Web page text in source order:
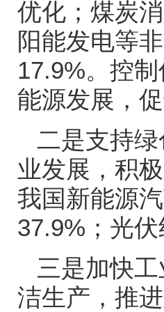
优化；煤炭
阳能发电等
17.9%。控
能源发展，
二是支持
业发展，积
我国新能源
37.9% ；光
三是加快
洁生产，推